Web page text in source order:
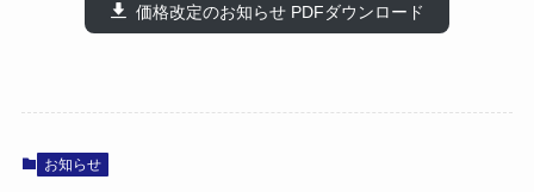
価格改定のお知らせ PDFダウンロード
お知らせ